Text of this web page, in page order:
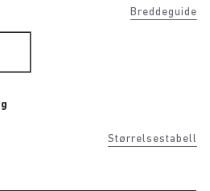
Breddeguide
Størrelsestabell